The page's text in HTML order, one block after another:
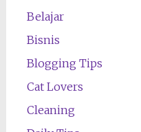
Belajar
Bisnis
Blogging Tips
Cat Lovers
Cleaning